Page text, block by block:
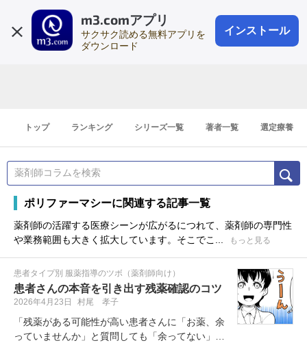
m3.comアプリ
サクサク読める無料アプリを
ダウンロード
インストール
会員登録
登録1分
トップ ランキング シリーズ一覧 著者一覧 選定療養
ポリファーマシーに関連する記事一覧
薬剤師の活躍する医療シーンが広がるにつれて、薬剤師の専門性
や業務範囲も大きく拡大しています。そこでこ...
もっと見る
患者タイプ別 服薬指導のツボ（薬剤師向け）
患者さんの本音を引き出す残薬確認のコツ
2026年4月23日 村尾 孝子
「残薬がある可能性が高い患者さんに「お薬、余
っていませんか」と質問しても「余ってない」と